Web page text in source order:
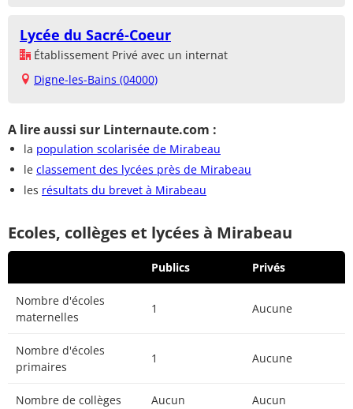
Lycée du Sacré-Coeur
Établissement Privé avec un internat
Digne-les-Bains (04000)
A lire aussi sur Linternaute.com :
la population scolarisée de Mirabeau
le classement des lycées près de Mirabeau
les résultats du brevet à Mirabeau
Ecoles, collèges et lycées à Mirabeau
Publics Privés
Nombre d'écoles
maternelles
1 Aucune
Nombre d'écoles
primaires
1 Aucune
Nombre de collèges Aucun Aucun